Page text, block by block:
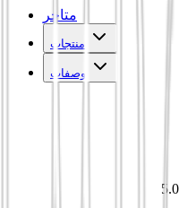
متاجر
منتجات
وصفات
5.0